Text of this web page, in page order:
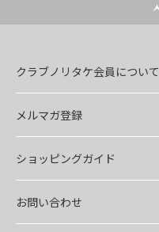
クラブノリタケ会員について
メルマガ登録
ショッピングガイド
お問い合わせ